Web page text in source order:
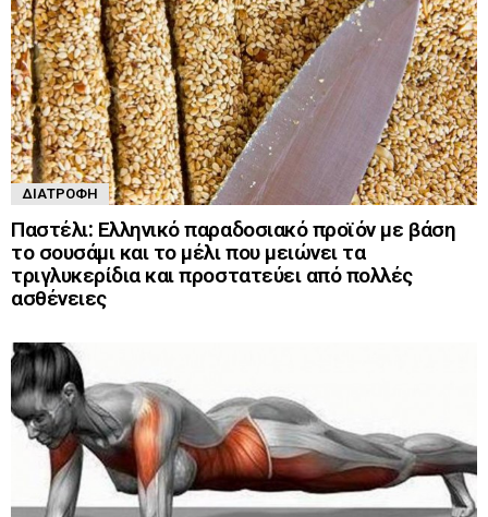
ΔΙΑΤΡΟΦΉ
Παστέλι: Ελληνικό παραδοσιακό προϊόν με βάση
το σουσάμι και το μέλι που μειώνει τα
τριγλυκερίδια και προστατεύει από πολλές
ασθένειες